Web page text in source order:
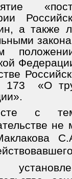
а также
«О
с